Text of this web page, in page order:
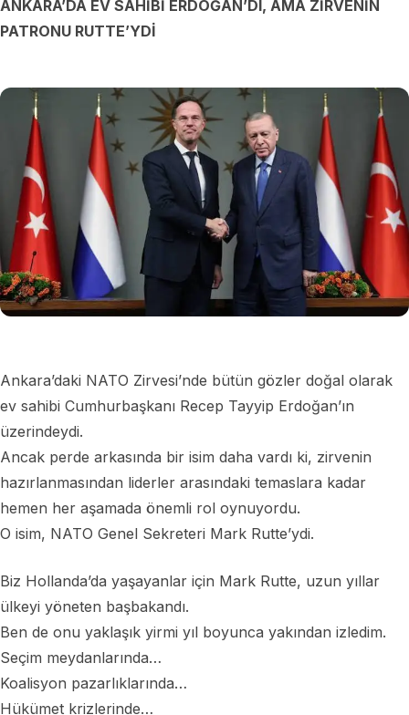
ANKARA’DA EV SAHİBİ ERDOĞAN’DI, AMA ZİRVENİN
PATRONU RUTTE’YDİ
Ankara’daki NATO Zirvesi’nde bütün gözler doğal olarak
ev sahibi Cumhurbaşkanı Recep Tayyip Erdoğan’ın
üzerindeydi.
Ancak perde arkasında bir isim daha vardı ki, zirvenin
hazırlanmasından liderler arasındaki temaslara kadar
hemen her aşamada önemli rol oynuyordu.
O isim, NATO Genel Sekreteri Mark Rutte’ydi.
Biz Hollanda’da yaşayanlar için Mark Rutte, uzun yıllar
ülkeyi yöneten başbakandı.
Ben de onu yaklaşık yirmi yıl boyunca yakından izledim.
Seçim meydanlarında…
Koalisyon pazarlıklarında…
Hükümet krizlerinde…